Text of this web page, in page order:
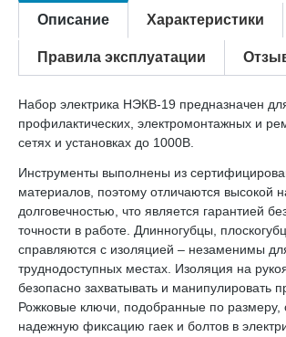
Описание Характеристики
Правила эксплуатации
Набор электрика НЭКВ-19 предназначен
профилактических, электромонтажных и
сетях и установках до 1000В.
Инструменты выполнены из
материалов, поэтому отличаются высокой
долговечностью, что является гарантией
точности в работе. Длинногубцы,
справляются с изоляцией – незаменимы
труднодоступных местах. Изоляция на
безопасно захватывать и манипулировать
Рожковые ключи, подобранные по размеру,
надежную фиксацию гаек и болтов в